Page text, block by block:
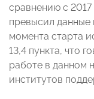
сравнению с 2017
превысил данные
момента старта
13,4 пункта, что
работe в данном
институтов